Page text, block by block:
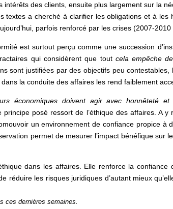
des clients, ensuite plus largement sur la
textes a cherché à clarifier les obligations et à
parfois renforcé par les crises (2007-2010
est surtout perçu comme une succession
qui considèrent que tout cela empêche
sont justifiées par des objectifs peu
la conduite des affaires les rend faiblement
économiques doivent agir avec honnêteté
principe posé ressort de l’éthique des affaires. A
un environnement de confiance propice
permet de mesurer l’impact bénéfique sur
dans les affaires. Elle renforce la confiance
réduire les risques juridiques d’autant mieux
ces dernières semaines.